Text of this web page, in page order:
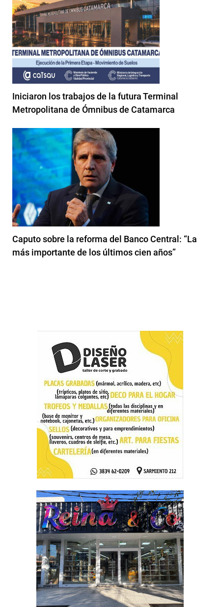
Iniciaron los trabajos de la futura Terminal
Metropolitana de Ómnibus de Catamarca
Caputo sobre la reforma del Banco Central: “La
más importante de los últimos cien años”